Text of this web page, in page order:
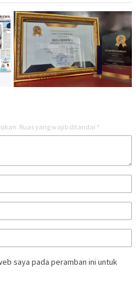
Ruas yang wajib ditandai *
saya pada peramban ini untuk